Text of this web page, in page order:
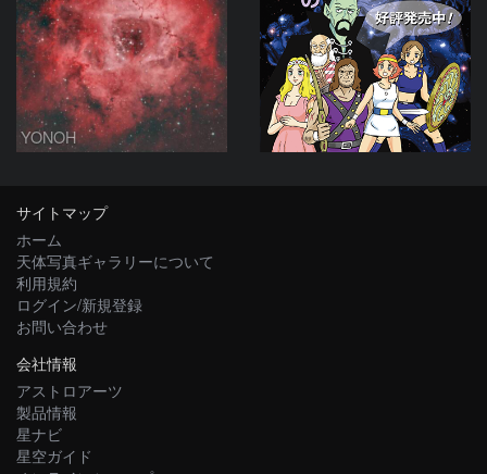
YONOH
サイトマップ
ホーム
天体写真ギャラリーについて
利用規約
ログイン/新規登録
お問い合わせ
会社情報
アストロアーツ
製品情報
星ナビ
星空ガイド